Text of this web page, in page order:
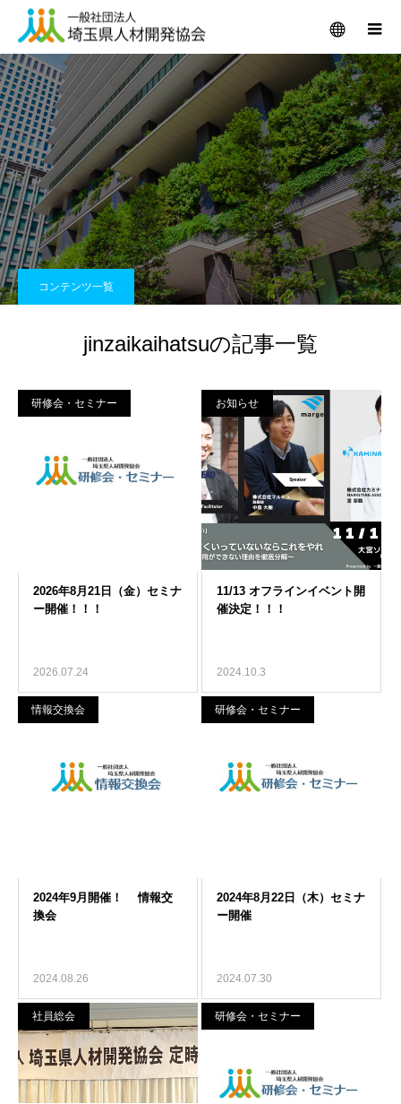
メニュー
コンテンツ一覧
jinzaikaihatsuの記事一覧
研修会・セミナー
2026.07.24
お知らせ
2024.10.3
情報交換会
2024.08.26
研修会・セミナー
2024.07.30
社員総会 研修会・セミナー